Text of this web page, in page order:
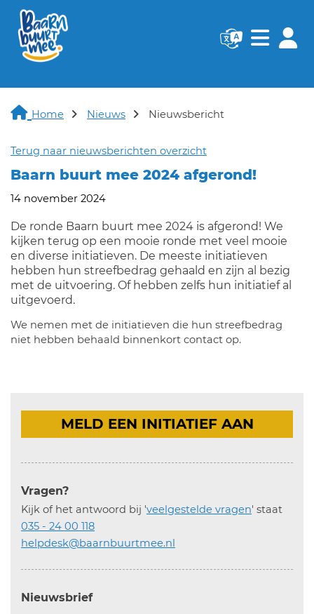
Navigatie
Home Nieuws Nieuwsbericht
Terug naar nieuwsberichten overzicht
Baarn buurt mee 2024 afgerond!
14 november 2024
De ronde Baarn buurt mee 2024 is afgerond! We
kijken terug op een mooie ronde met veel mooie
en diverse initiatieven. De meeste initiatieven
hebben hun streefbedrag gehaald en zijn al bezig
met de uitvoering. Of hebben zelfs hun initiatief al
uitgevoerd.
We nemen met de initiatieven die hun streefbedrag
niet hebben behaald binnenkort contact op.
MELD EEN INITIATIEF AAN
Vragen?
Kijk of het antwoord bij 'veelgestelde vragen' staat
035 - 24 00 118
helpdesk@baarnbuurtmee.nl
Nieuwsbrief